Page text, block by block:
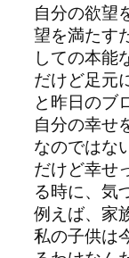
自分の欲望
望を満たす
しての本能
だけど足元
と昨日のブ
自分の幸せ
なのではな
だけど幸せ
る時に、気
例えば、家
私の子供は